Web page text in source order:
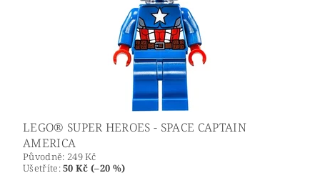
LEGO® SUPER HEROES - SPACE CAPTAIN
AMERICA
Původně: 249 Kč
Ušetříte:50 Kč (–20 %)